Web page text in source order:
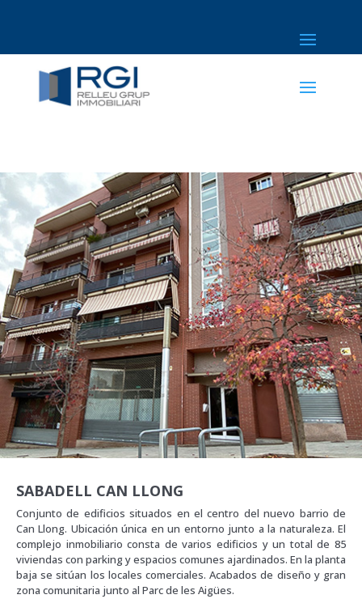
SABADELL CAN LLONG
Conjunto de edificios situados en el centro del nuevo barrio de
Can Llong. Ubicación única en un entorno junto a la naturaleza. El
complejo inmobiliario consta de varios edificios y un total de 85
viviendas con parking y espacios comunes ajardinados. En la planta
baja se sitúan los locales comerciales. Acabados de diseño y gran
zona comunitaria junto al Parc de les Aigües.